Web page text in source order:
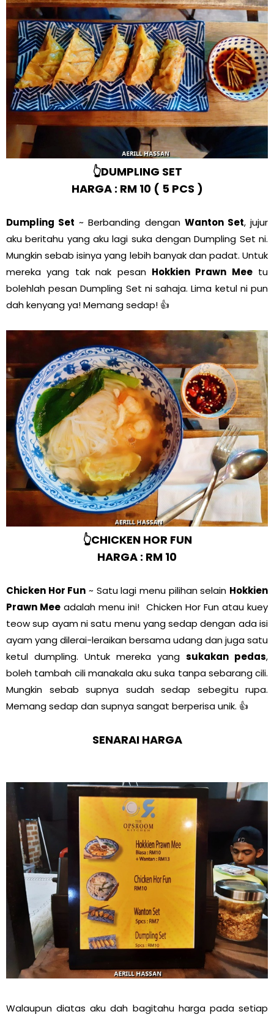
👆DUMPLING SET
HARGA : RM 10 ( 5 PCS )
Dumpling Set ~ Berbanding dengan Wanton Set, jujur
aku beritahu yang aku lagi suka dengan Dumpling Set ni.
Mungkin sebab isinya yang lebih banyak dan padat. Untuk
mereka yang tak nak pesan Hokkien Prawn Meetu
bolehlah pesan Dumpling Set ni sahaja. Lima ketul ni pun
dah kenyang ya! Memang sedap! 👍
👆CHICKEN HOR FUN
HARGA : RM 10
Chicken Hor Fun ~ Satu lagi menu pilihan selain Hokkien
Prawn Mee adalah menu ini! Chicken Hor Fun atau kuey
teow sup ayam ni satu menu yang sedap dengan ada isi
ayam yang dilerai-leraikan bersama udang dan juga satu
ketul dumpling. Untuk mereka yang sukakan pedas,
boleh tambah cili manakala aku suka tanpa sebarang cili.
Mungkin sebab supnya sudah sedap sebegitu rupa.
Memang sedap dan supnya sangat berperisa unik. 👍
SENARAI HARGA
Walaupun diatas aku dah bagitahu harga pada setiap